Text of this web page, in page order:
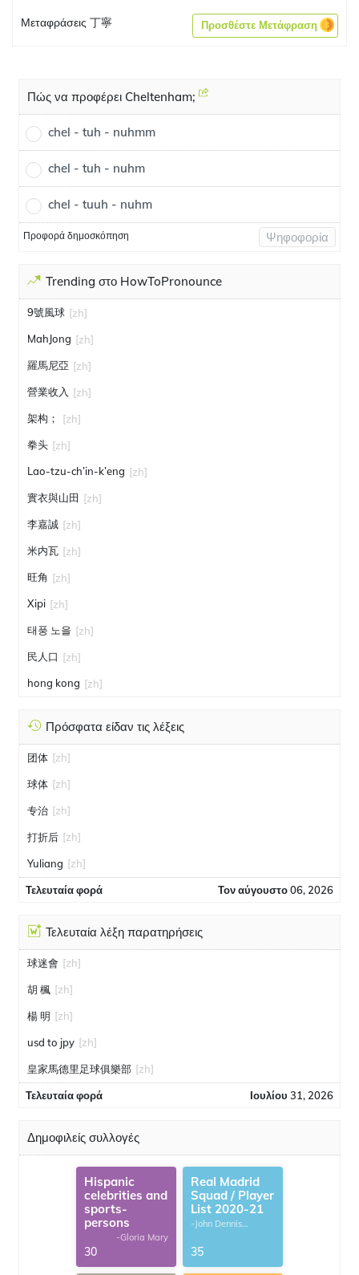
Μεταφράσεις 丁寧 Προσθέστε Μετάφραση
Πώς να προφέρει Cheltenham;
chel - tuh - nuhmm
chel - tuh - nuhm
chel - tuuh - nuhm
Προφορά δημοσκόπηση Ψηφοφορία
Trending στο HowToPronounce
9號風球 [zh]
MahJong [zh]
羅馬尼亞 [zh]
營業收入 [zh]
架构； [zh]
拳头 [zh]
Lao-tzu-ch’in-k’eng [zh]
實衣與山田 [zh]
李嘉誠 [zh]
米内瓦 [zh]
旺角 [zh]
Xipi [zh]
태풍 노을 [zh]
民人口 [zh]
hong kong [zh]
Πρόσφατα είδαν τις λέξεις
团体 [zh]
球体 [zh]
专治 [zh]
打折后 [zh]
Yuliang [zh]
Τελευταία φορά Τον αύγουστο 06, 2026
Τελευταία λέξη παρατηρήσεις
球迷會 [zh]
胡 楓 [zh]
楊 明 [zh]
usd to jpy [zh]
皇家馬德里足球俱樂部 [zh]
Τελευταία φορά Ιουλίου 31, 2026
Δημοφιλείς συλλογές
Hispanic
celebrities and
sports-
persons
-Gloria Mary
30
Real Madrid
Squad / Player
List 2020-21
-John Dennis
35